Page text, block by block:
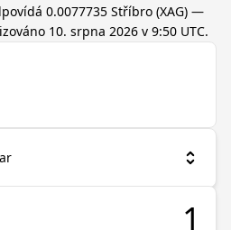
0.0077735 Stříbro (XAG) —
10. srpna 2026 v 9:50 UTC.